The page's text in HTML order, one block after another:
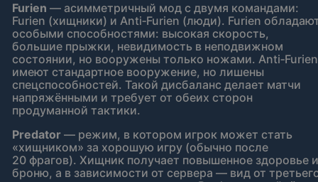
Furien — асимметричный мод с двумя командами:
Furien (хищники) и Anti‑Furien (люди). Furien
особыми способностями: высокая скорость,
большие прыжки, невидимость в неподвижном
состоянии, но вооружены только ножами. Anti‑Furien
имеют стандартное вооружение, но лишены
спецспособностей. Такой дисбаланс делает матчи
напряжёнными и требует от обеих сторон
продуманной тактики.
Predator — режим, в котором игрок может стать
«хищником» за хорошую игру (обычно после
20 фрагов). Хищник получает повышенное здоровье и
броню, а в зависимости от сервера — вид от